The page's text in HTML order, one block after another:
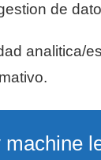
de
analitica/
machine